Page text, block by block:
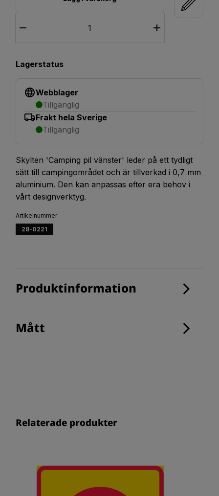
Lagerstatus
Webblager
Tillgänglig
Frakt hela Sverige
Tillgänglig
Skylten 'Camping pil vänster' leder på ett tydligt
sätt till campingområdet och är tillverkad i 0,7 mm
aluminium. Den kan anpassas efter era behov i
vårt designverktyg.
Artikelnummer
28-0221
Produktinformation
Mått
Relaterade produkter